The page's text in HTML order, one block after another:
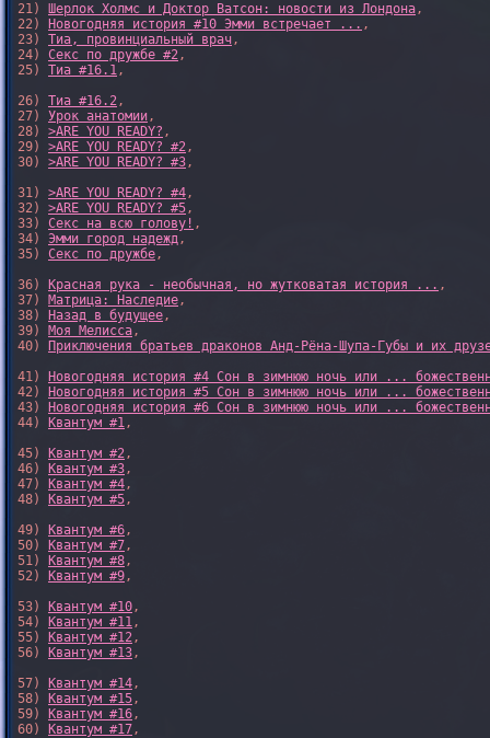
21) Шерлок Холмс и Доктор Ватсон: новости из Лондона,
22)
Новогодняя история #10 Эмми встречает ... ,
23) Тиа, провинциальный врач,
24) Секс по дружбе #2,
25) Тиа #16.1,
26) Тиа #16.2,
27) Урок анатомии,
28) >ARE YOU READY? ,
29) >ARE YOU READY? #2,
30) >ARE YOU READY? #3,
31) >ARE YOU READY? #4,
32) >ARE YOU READY? #5,
33) Секс на всю голову! ,
34) Эмми город надежд,
35) Секс по дружбе,
36)
Красная рука - необычная, но жутковатая история ... ,
37) Матрица: Наследие,
38)
Назад в будущее,
39) Моя Мелисса,
40)
Приключения братьев драконов Анд-Рёна-Шупа-Губы и их
41)
Новогодняя история #4 Сон в зимнюю ночь или ...
42)
Новогодняя история #5 Сон в зимнюю ночь или ...
43)
Новогодняя история #6 Сон в зимнюю ночь или ...
44)
Квантум #1,
45)
Квантум #2,
46)
Квантум #3,
47)
Квантум #4,
48)
Квантум #5,
49)
Квантум #6,
50)
Квантум #7,
51)
Квантум #8,
52)
Квантум #9,
53)
Квантум #10,
54)
Квантум #11,
55)
Квантум #12,
56)
Квантум #13,
57)
Квантум #14,
58)
Квантум #15,
59)
Квантум #16,
60)
Квантум #17,